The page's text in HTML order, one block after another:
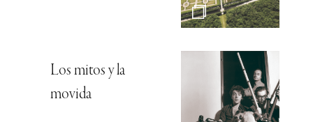
Los mitos y la
movida